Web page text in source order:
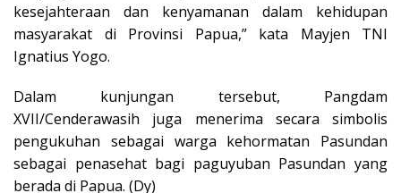
kesejahteraan dan kenyamanan dalam kehidupan
masyarakat di Provinsi Papua,” kata Mayjen TNI
Ignatius Yogo.
Dalam kunjungan tersebut, Pangdam
XVII/Cenderawasih juga menerima secara simbolis
pengukuhan sebagai warga kehormatan Pasundan
sebagai penasehat bagi paguyuban Pasundan yang
berada di Papua. (Dy)